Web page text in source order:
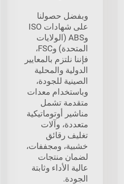
وبفضل حصولنا
على شهادات ISO
وABS (الولايات
المتحدة) وFSC،
فإننا نلتزم بالمعايير
الدولية والمحلية
الصينية للجودة،
وباستخدام معدات
متقدمة تشمل
مناشير أوتوماتيكية
متعددة، وآلات
تغليف رقائق
خشبية، ومجففات،
لضمان منتجات
عالية الأداء وثابتة
الجودة.